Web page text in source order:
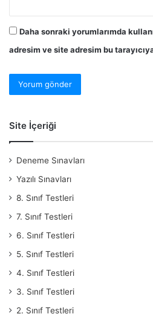
Daha sonraki yorumlarımda
adresim ve site adresim bu
Site İçeriği
Deneme Sınavları
Yazılı Sınavları
8. Sınıf Testleri
7. Sınıf Testleri
6. Sınıf Testleri
5. Sınıf Testleri
4. Sınıf Testleri
3. Sınıf Testleri
2. Sınıf Testleri